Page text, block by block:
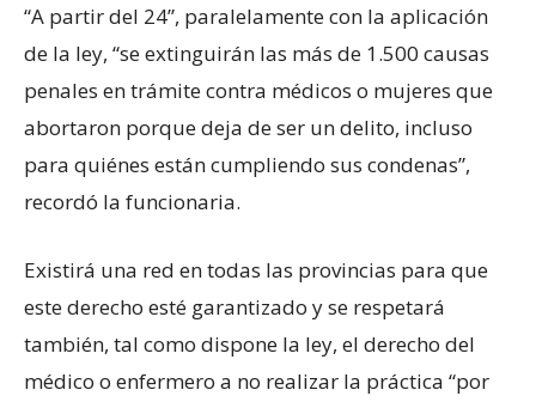
“A partir del 24”, paralelamente con la aplicación
de la ley, “se extinguirán las más de 1.500 causas
penales en trámite contra médicos o mujeres que
abortaron porque deja de ser un delito, incluso
para quiénes están cumpliendo sus condenas”,
recordó la funcionaria.
Existirá una red en todas las provincias para que
este derecho esté garantizado y se respetará
también, tal como dispone la ley, el derecho del
médico o enfermero a no realizar la práctica “por